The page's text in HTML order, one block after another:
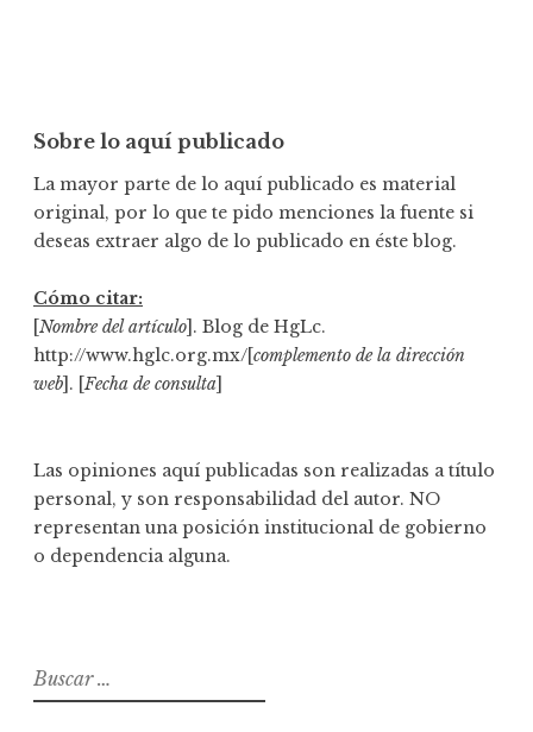
Sobre lo aquí publicado
La mayor parte de lo aquí publicado es material
original, por lo que te pido menciones la fuente si
deseas extraer algo de lo publicado en éste blog.
Cómo citar:
[Nombre del artículo]. Blog de HgLc.
http://www.hglc.org.mx/[complemento de la dirección
web]. [Fecha de consulta]
Las opiniones aquí publicadas son realizadas a título
personal, y son responsabilidad del autor. NO
representan una posición institucional de gobierno
o dependencia alguna.
B
u